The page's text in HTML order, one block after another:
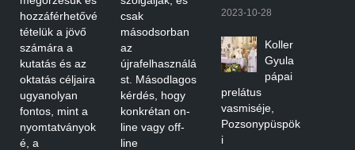
hozzáférhetővé
tételük a jövő
számára a
kutatás és az
oktatás céljaira
ugyanolyan
fontos, mint a
nyomtatványok
é, a
csak
másodsorban
az
újrafelhasználá
st. Másodlagos
kérdés, hogy
konkrétan on-
line vagy off-
line
2023-10-28
Koller
Gyula
pápai
prelátus
vasmiséje,
Pozsonypüspök
i